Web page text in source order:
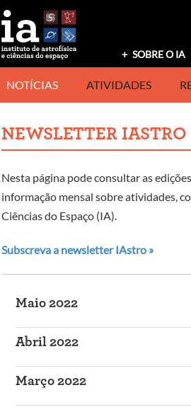
SOBRE O IA
NOTÍCIAS ATIVIDADES
NEWSLETTER IASTRO
Nesta página pode consultar as
informação mensal sobre atividades,
Ciências do Espaço (IA).
Subscreva a newsletter IAstro »
Maio 2022
Abril 2022
Março 2022